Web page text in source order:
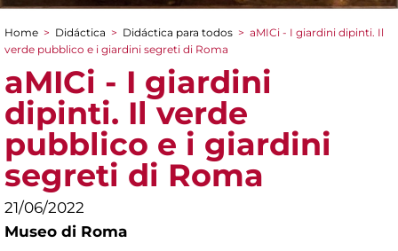
You are here
Home > Didáctica > Didáctica para todos > aMICi - I giardini dipinti. Il
verde pubblico e i giardini segreti di Roma
aMICi - I giardini
dipinti. Il verde
pubblico e i giardini
segreti di Roma
21/06/2022
Museo di Roma